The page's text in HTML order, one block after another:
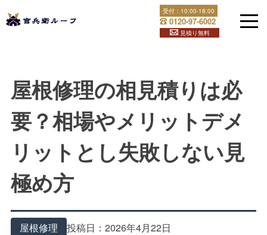
to
content
0120-97-6002
受付： 10:00-18:00
見積り無料
官兵衛ルーフは福岡県全土と下関で屋根修理・雨漏り修理を
行っております！屋根のことでお困りなら官兵衛ルーフへ！
トップ 屋根修理の相見積りは必要？相場やメリットデメリット
屋根修理の相見積りは必
要？相場やメリットデメ
リットとし失敗しない見
極め方
屋根修理 2026年4月22日